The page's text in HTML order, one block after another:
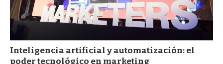
Inteligencia artificial y automatización: el
poder tecnológico en marketing